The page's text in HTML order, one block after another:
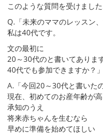
このような質問を受けました
Q.「未来のママのレッスン
私は40代です。
文の最初に
20～30代のと書いてありま
40代でも参加できますか？」
A.「今回20～30代と書いた
現在、初めてのお産年齢が
承知のうえ
将来赤ちゃんを生むなら
早めに準備を始めてほしい